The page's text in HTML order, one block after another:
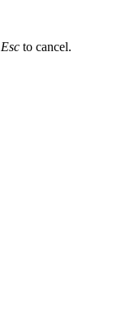
Esc to cancel.